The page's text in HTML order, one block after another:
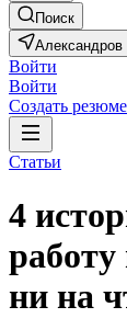
Поиск
Александров
Войти
Войти
Создать резюме
Статьи
4
ни на